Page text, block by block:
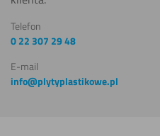
Cięcia
Telefon
0 22 307 29 48
E-mail
info@plytyplastikowe.pl